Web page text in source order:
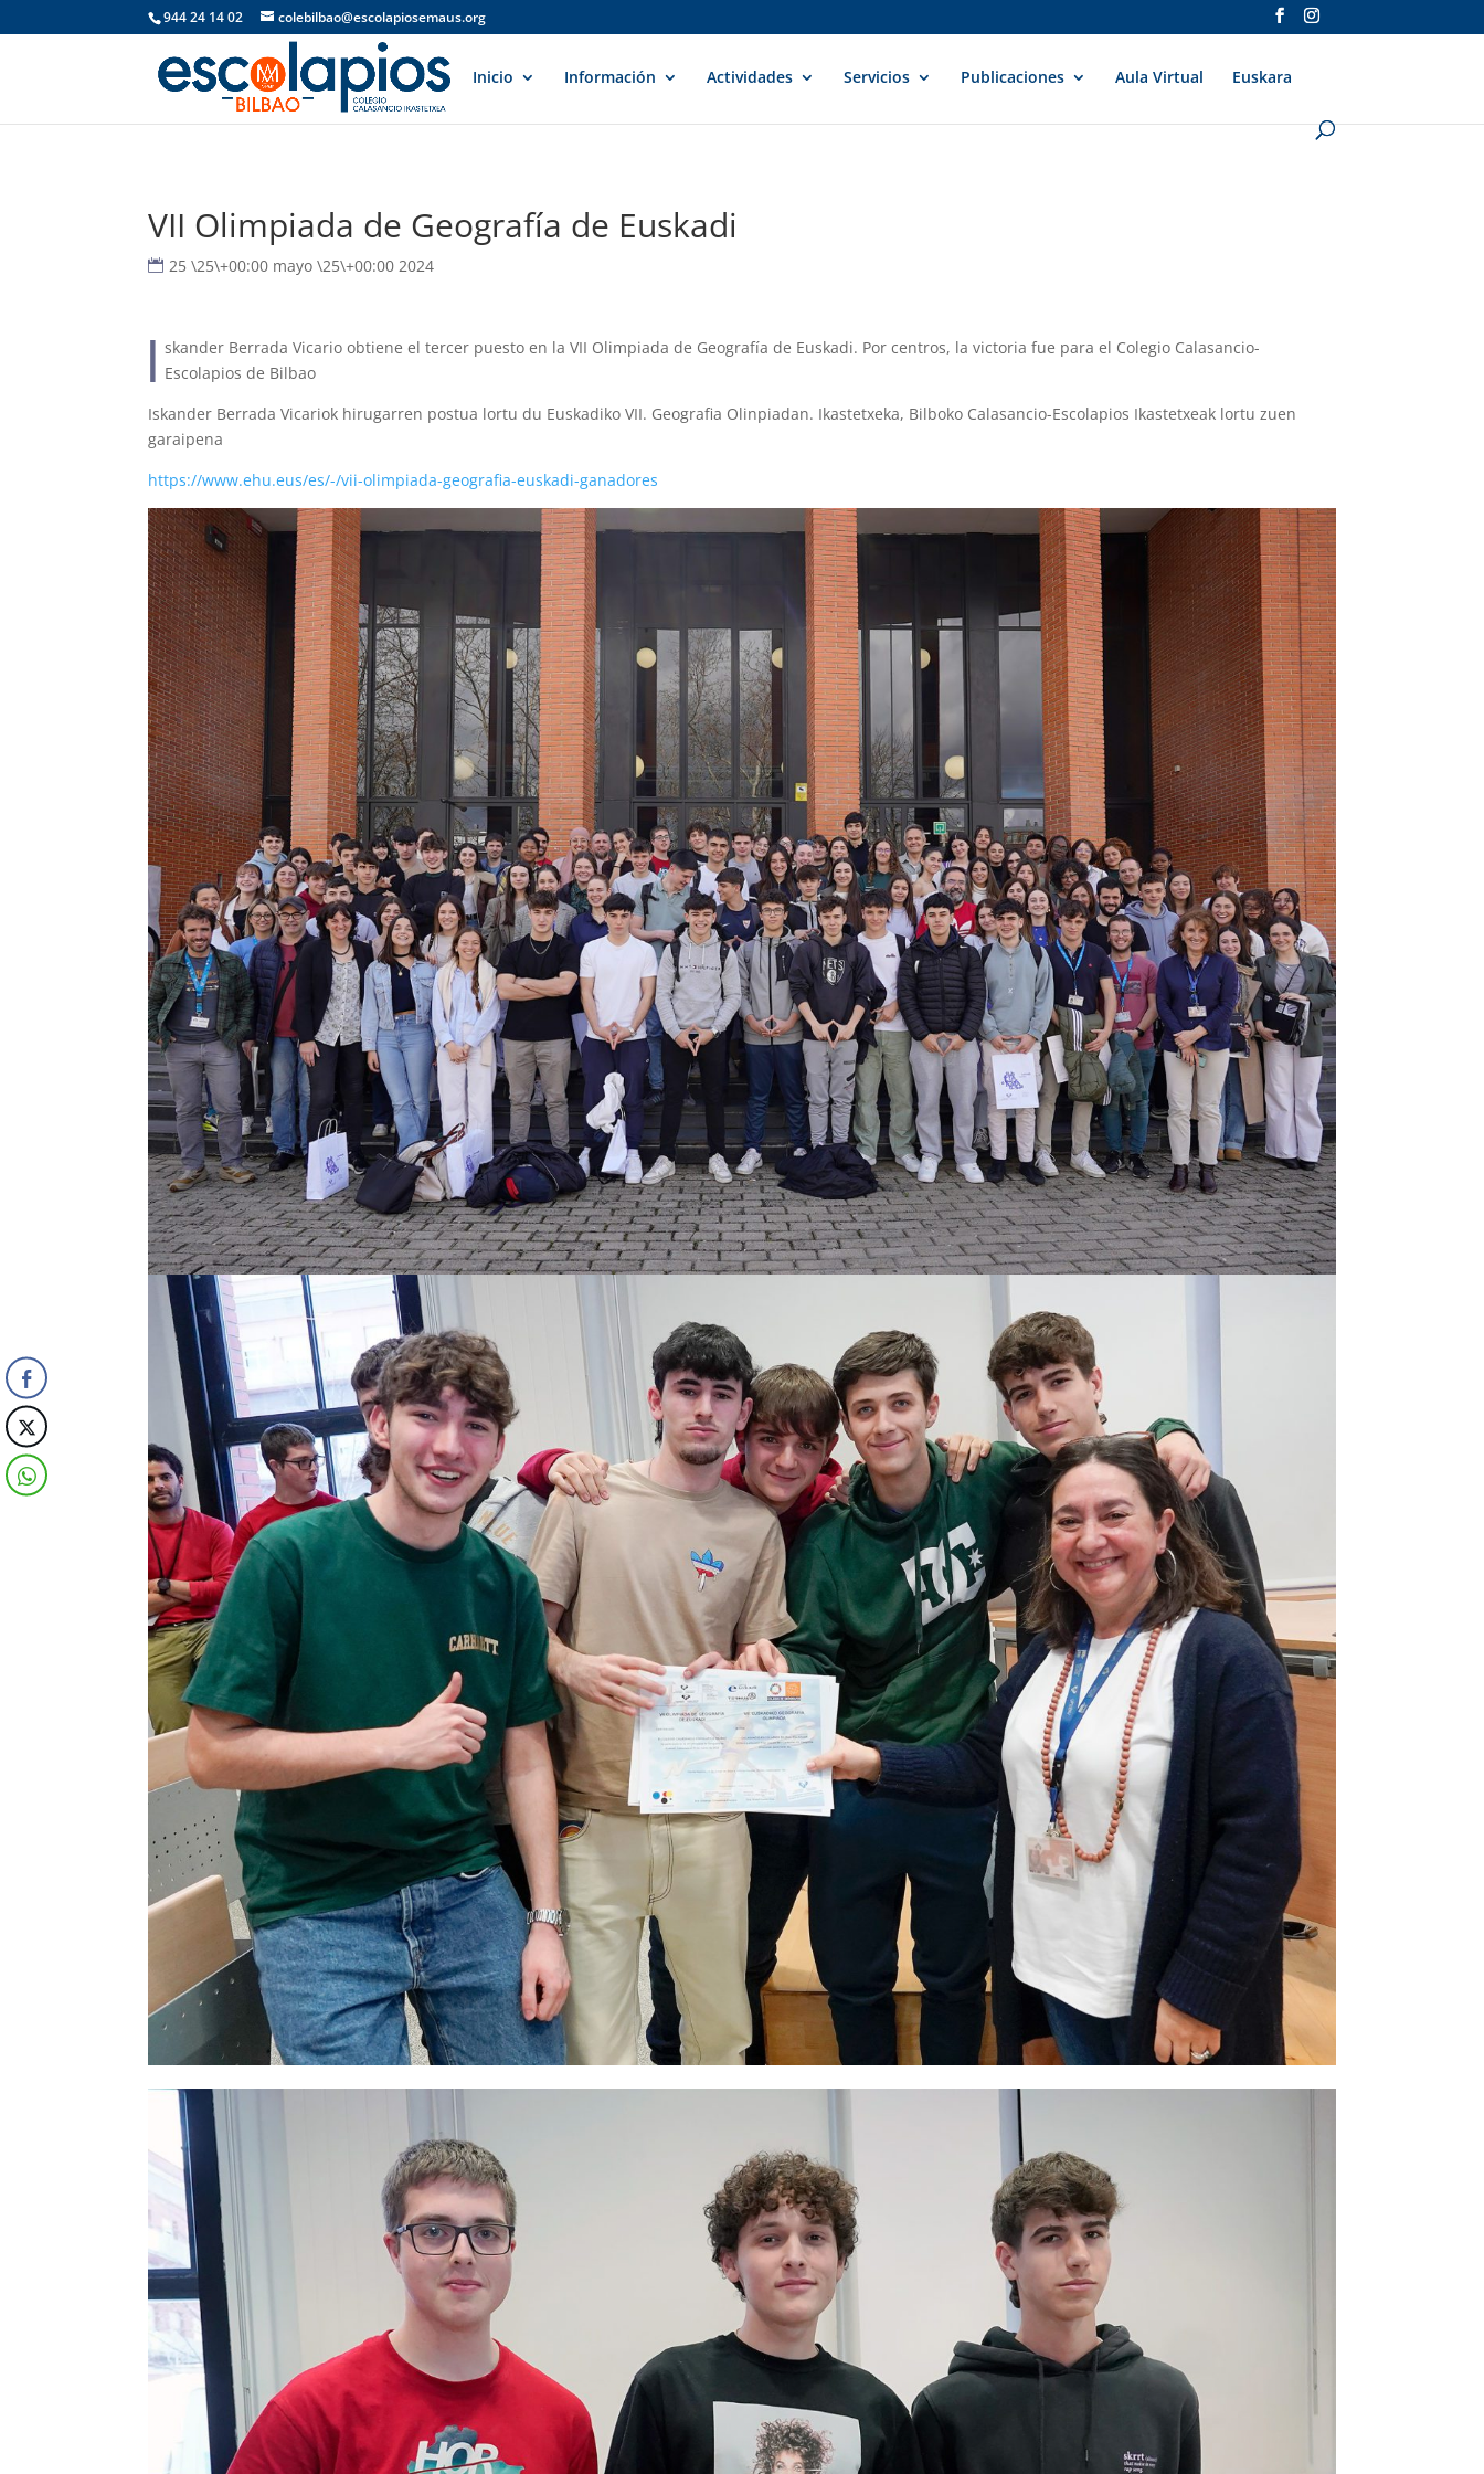
944 24 14 02 colebilbao@escolapiosemaus.org
Inicio Información Actividades Servicios Publicaciones Aula Virtual Euskara
VII Olimpiada de Geografía de Euskadi
25 \25\+00:00 mayo \25\+00:00 2024
I skander Berrada Vicario obtiene el tercer puesto en la VII Olimpiada de Geografía de Euskadi. Por centros, la victoria fue para el Colegio Calasancio-
Escolapios de Bilbao
Iskander Berrada Vicariok hirugarren postua lortu du Euskadiko VII. Geografia Olinpiadan. Ikastetxeka, Bilboko Calasancio-Escolapios Ikastetxeak lortu zuen
garaipena
https://www.ehu.eus/es/-/vii-olimpiada-geografia-euskadi-ganadores